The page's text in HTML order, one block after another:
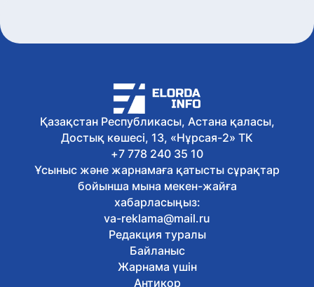
Қазақстан Республикасы, Астана қаласы,
Достық көшесі, 13, «Нұрсая-2» ТК
+7 778 240 35 10
Ұсыныс және жарнамаға қатысты сұрақтар
бойынша мына мекен-жайға
хабарласыңыз:
va-reklama@mail.ru
Редакция туралы
Байланыс
Жарнама үшін
Антикор